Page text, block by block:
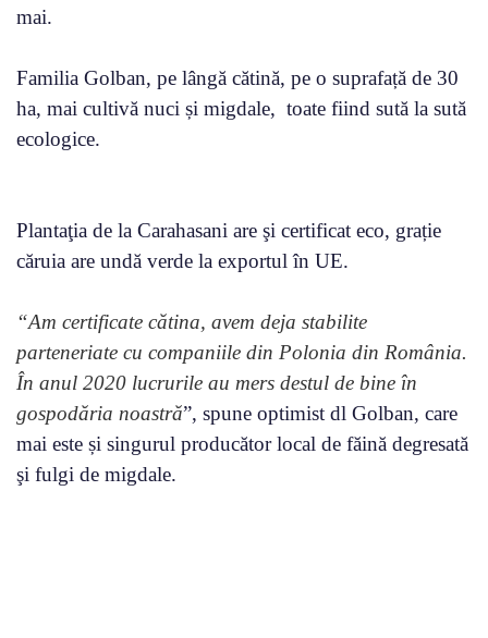
mai.
Familia Golban, pe lângă cătină, pe o suprafață de 30
ha, mai cultivă nuci și migdale, toate fiind sută la sută
ecologice.
Plantaţia de la Carahasani are şi certificat eco, grație
căruia are undă verde la exportul în UE.
“Am certificate cătina, avem deja stabilite
parteneriate cu companiile din Polonia din România.
În anul 2020 lucrurile au mers destul de bine în
gospodăria noastră”, spune optimist dl Golban, care
mai este și singurul producător local de făină degresată
şi fulgi de migdale.